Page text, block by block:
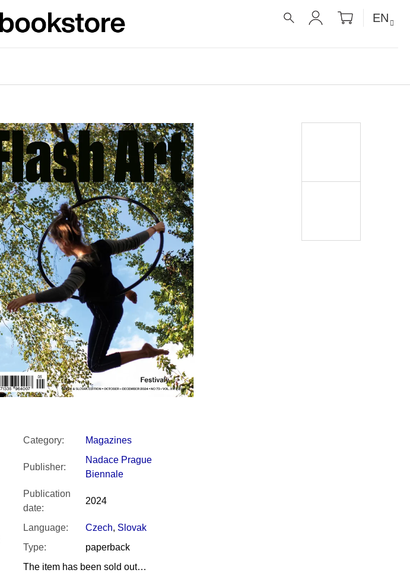
CART
EN
Category: Magazines
Publisher:
Nadace Prague
Biennale
Publication
date:
2024
Language: Czech, Slovak
Type:
paperback
The item has been sold out…
VÝVAR
NEJEN ROMSKÉ RECEPTY PRO
SNESITELNĚJŠÍ KLIMA
300 Kč
Was:
350 Kč